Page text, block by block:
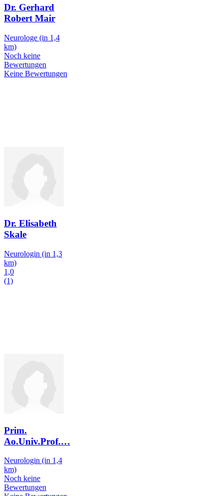
Dr. Gerhard
Robert Mair
Neurologe (in 1,4
km)
Noch keine
Bewertungen
Keine Bewertungen
Dr. Elisabeth
Skale
Neurologin (in 1,3
km)
1,0
(1)
Prim.
Ao.Univ.Prof.…
Neurologin (in 1,4
km)
Noch keine
Bewertungen